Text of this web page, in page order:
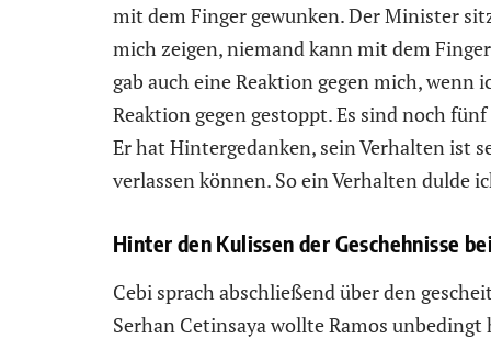
mit dem Finger gewunken. Der Minister
mich zeigen, niemand kann mit dem
gab auch eine Reaktion gegen mich,
Reaktion gegen gestoppt. Es sind noch
Er hat Hintergedanken, sein Verhalten ist
verlassen können. So ein Verhalten dulde
Hinter den Kulissen der Geschehnisse
Cebi sprach abschließend über den
Serhan Cetinsaya wollte Ramos